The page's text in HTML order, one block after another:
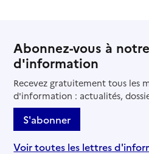
Abonnez-vous à
d'information
Recevez gratuitement tous les
d'information : actualités,
S'abonner
Voir toutes les lettres